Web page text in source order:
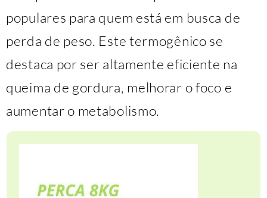
populares para quem está em busca de
perda de peso. Este termogênico se
destaca por ser altamente eficiente na
queima de gordura, melhorar o foco e
aumentar o metabolismo.